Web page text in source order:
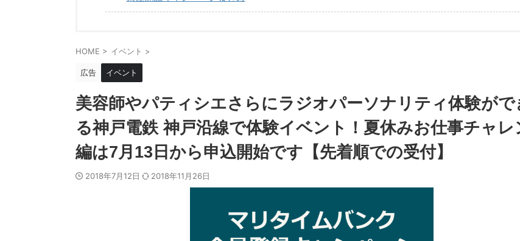
HOME > イベント >
広告 イベント
美容師やパティシエさらにラジオパーソナリティ体験がで
る神戸電鉄 神戸沿線で体験イベント！夏休みお仕事チャレ
編は7月13日から申込開始です【先着順での受付】
2018年7月12日 2018年11月26日